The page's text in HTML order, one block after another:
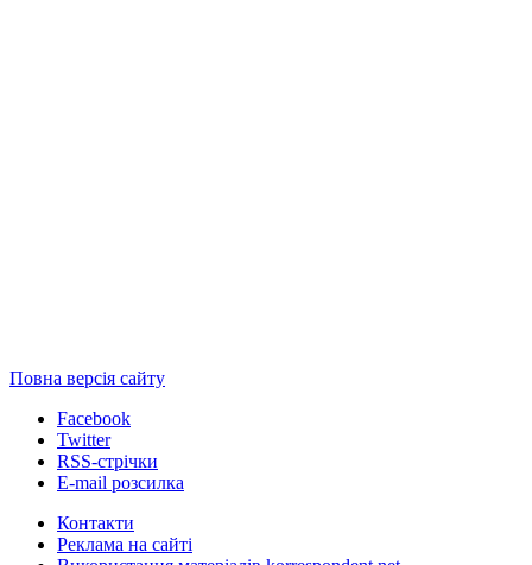
Повна версія сайту
Facebook
Twitter
RSS-стрічки
E-mail розсилка
Контакти
Реклама на сайті